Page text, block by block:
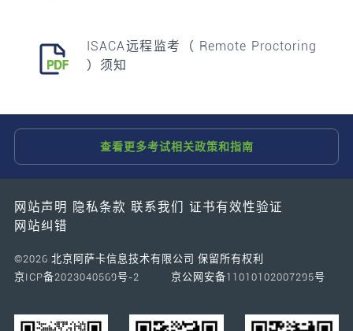
ISACA远程监考（ Remote Proctoring
）须知
查看更多考试相关政策和指南
网站声明 隐私条款 联系我们
证书有效性验证
网站纠错
©2026 北京阿萨卡信息技术有限公司 保留所有权利
京ICP备2023040569号-2
京公网安备11010102007295号